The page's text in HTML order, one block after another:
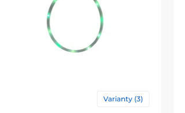
Varianty (3)